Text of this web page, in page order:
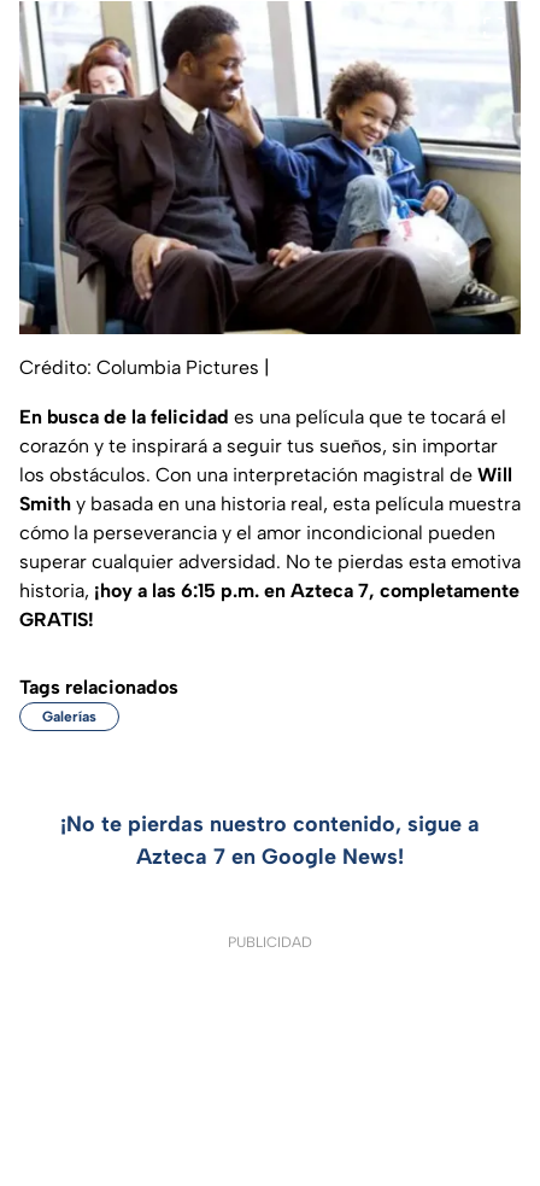
Crédito: Columbia Pictures |
En busca de la felicidad es una película que te tocará el
corazón y te inspirará a seguir tus sueños, sin importar
los obstáculos. Con una interpretación magistral de Will
Smith y basada en una historia real, esta película muestra
cómo la perseverancia y el amor incondicional pueden
superar cualquier adversidad. No te pierdas esta emotiva
historia, ¡hoy a las 6:15 p.m. en Azteca 7, completamente
GRATIS!
Tags relacionados
Galerías
¡No te pierdas nuestro contenido, sigue a
Azteca 7 en Google News!
PUBLICIDAD